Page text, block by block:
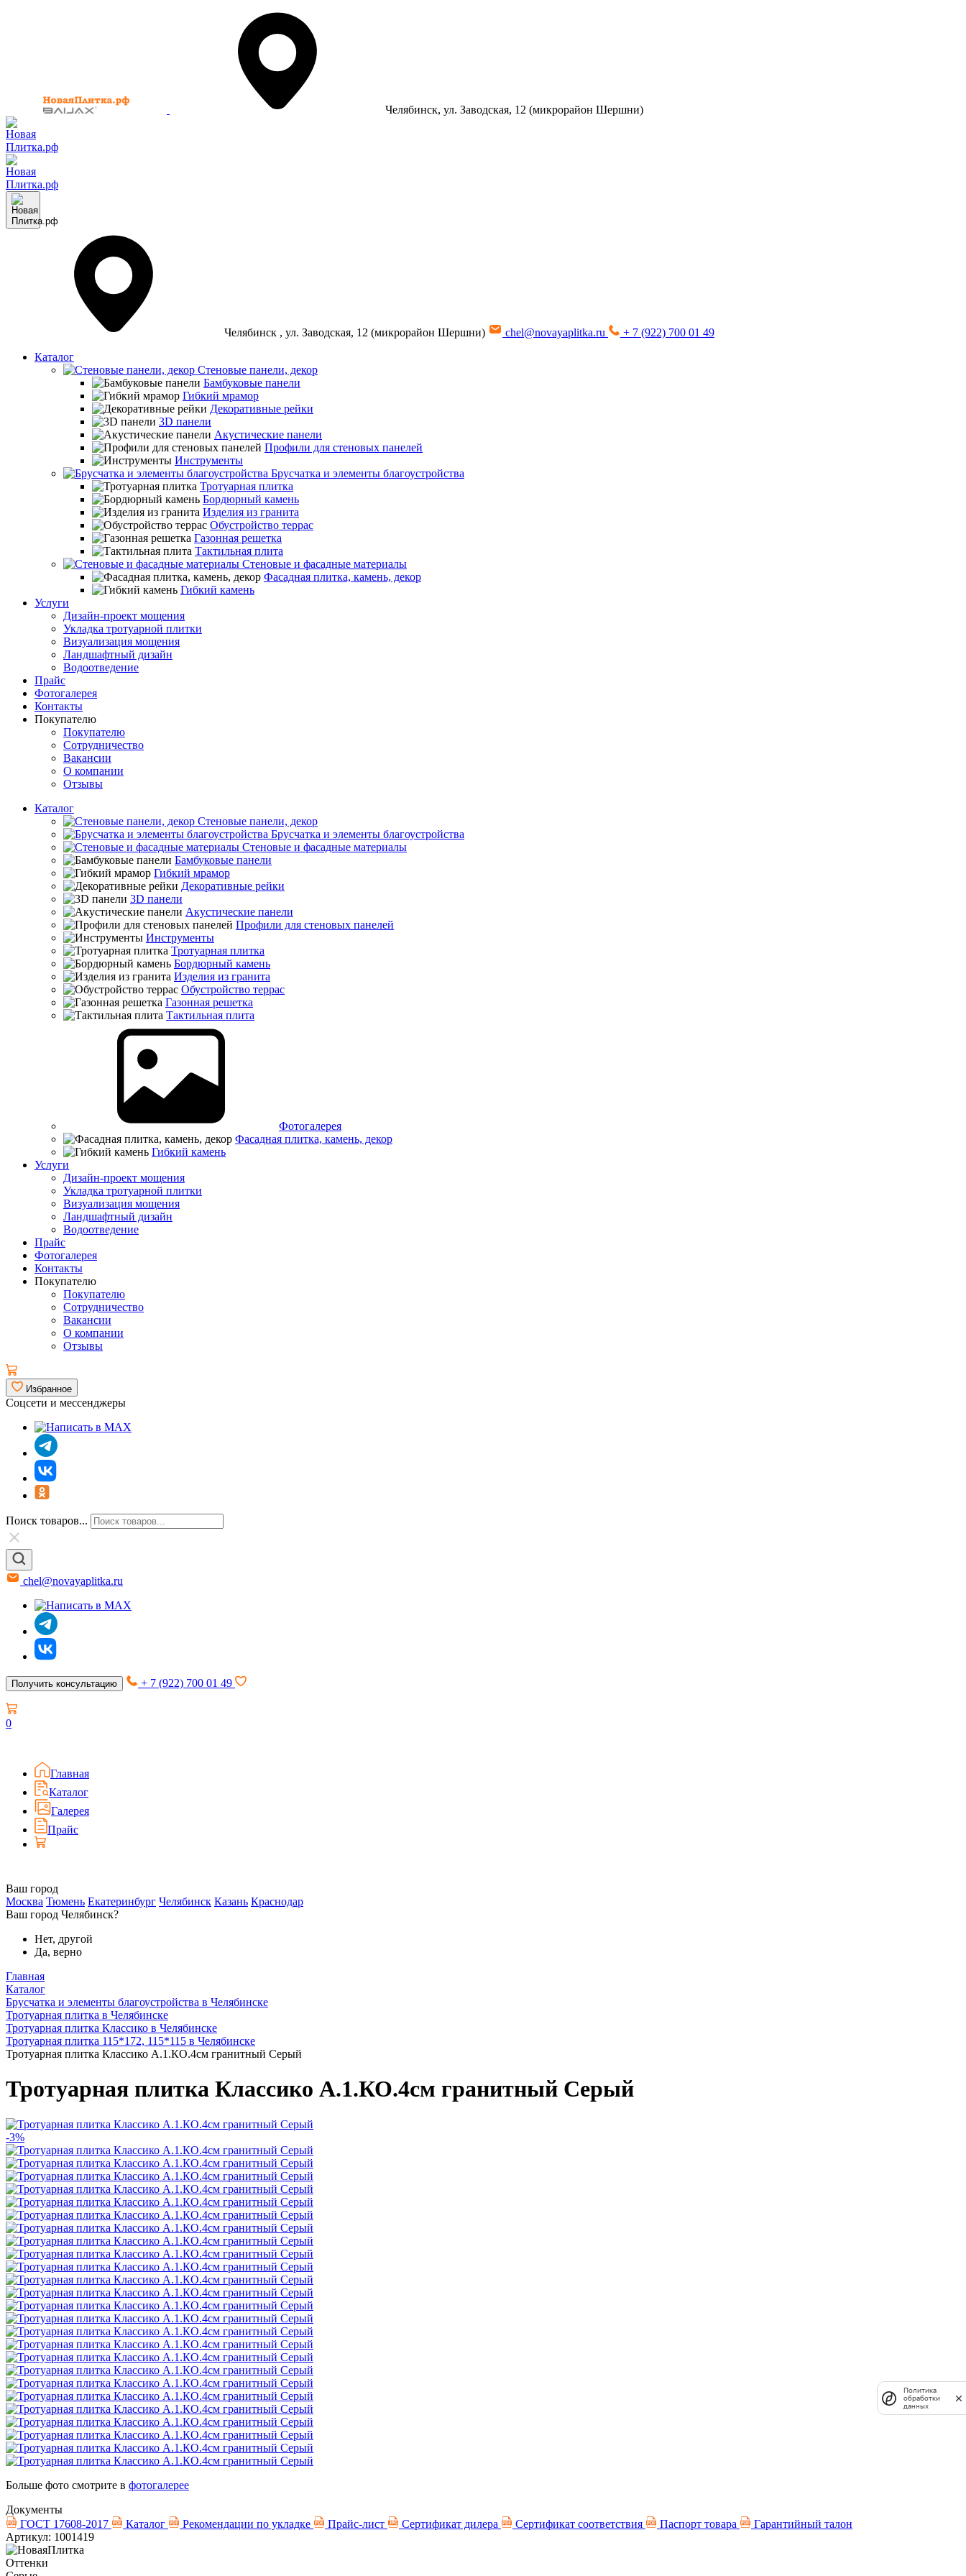
Челябинск, ул. Заводская, 12 (микрорайон Шершни)
Челябинск , ул. Заводская, 12 (микрорайон Шершни) chel@novayaplitka.ru
+ 7 (922) 700 01 49
Каталог
Стеновые панели, декор
Бамбуковые панели
Гибкий мрамор
Декоративные рейки
3D панели
Акустические панели
Профили для стеновых панелей
Инструменты
Брусчатка и элементы благоустройства
Тротуарная плитка
Бордюрный камень
Изделия из гранита
Обустройство террас
Газонная решетка
Тактильная плита
Стеновые и фасадные материалы
Фасадная плитка, камень, декор
Гибкий камень
Услуги
Дизайн-проект мощения
Укладка тротуарной плитки
Визуализация мощения
Ландшафтный дизайн
Водоотведение
Прайс
Фотогалерея
Контакты
Покупателю
Покупателю
Сотрудничество
Вакансии
О компании
Отзывы
Каталог
Стеновые панели, декор
Брусчатка и элементы благоустройства
Стеновые и фасадные материалы
Бамбуковые панели
Гибкий мрамор
Декоративные рейки
3D панели
Акустические панели
Профили для стеновых панелей
Инструменты
Тротуарная плитка
Бордюрный камень
Изделия из гранита
Обустройство террас
Газонная решетка
Тактильная плита
Фотогалерея
Фасадная плитка, камень, декор
Гибкий камень
Услуги
Дизайн-проект мощения
Укладка тротуарной плитки
Визуализация мощения
Ландшафтный дизайн
Водоотведение
Прайс
Фотогалерея
Контакты
Покупателю
Покупателю
Сотрудничество
Вакансии
О компании
Отзывы
Избранное
Соцсети и мессенджеры
Поиск товаров...
chel@novayaplitka.ru
Получить консультацию + 7 (922) 700 01 49
0
Главная
Каталог
Галерея
Прайс
Ваш город
Москва Тюмень Екатеринбург Челябинск Казань Краснодар
Ваш город Челябинск?
Нет, другой
Да, верно
Главная
Каталог
Брусчатка и элементы благоустройства в Челябинске
Тротуарная плитка в Челябинске
Тротуарная плитка Классико в Челябинске
Тротуарная плитка 115*172, 115*115 в Челябинске
Тротуарная плитка Классико А.1.КО.4см гранитный Серый
Тротуарная плитка Классико А.1.КО.4см гранитный Серый
-3%
Больше фото смотрите в фотогалерее
Документы
ГОСТ 17608-2017
Каталог Рекомендации по укладке Прайс-лист Сертификат дилера Сертификат соответствия Паспорт товара
Гарантийный талон
Артикул: 1001419
Оттенки
Политика
обработки
данных